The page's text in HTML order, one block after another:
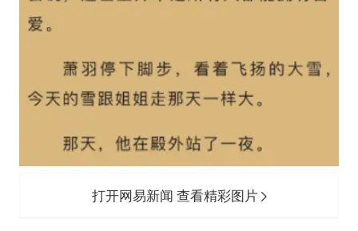
打开网易新闻 查看精彩图片